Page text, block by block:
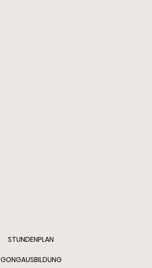
STUNDENPLAN
GONGAUSBILDUNG